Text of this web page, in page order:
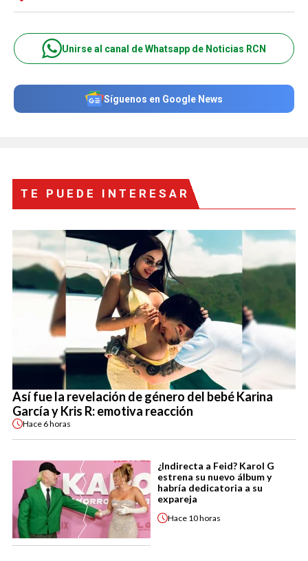
Unirse al canal de Whatsapp de Noticias RCN
Síguenos en Google News
TE PUEDE INTERESAR
Así fue la revelación de género del bebé Karina
García y Kris R: emotiva reacción
Hace 6 horas
¿Indirecta a Feid? Karol G
estrena su nuevo álbum y
habría dedicatoria a su
expareja
Hace 10 horas